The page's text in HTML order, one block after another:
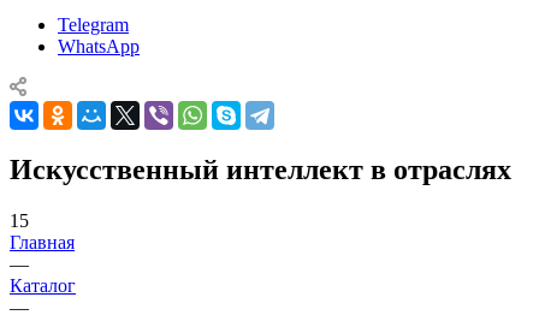
Telegram
WhatsApp
Искусственный интеллект в отраслях
15
Главная
—
Каталог
—